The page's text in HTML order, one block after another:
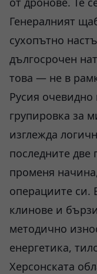
Генералният
сухопътно
дългосрочен
това — не в
Русия очевидно
групировка за
изглежда
последните две
променя
операциите си.
клинове и
методично
енергетика,
Херсонската